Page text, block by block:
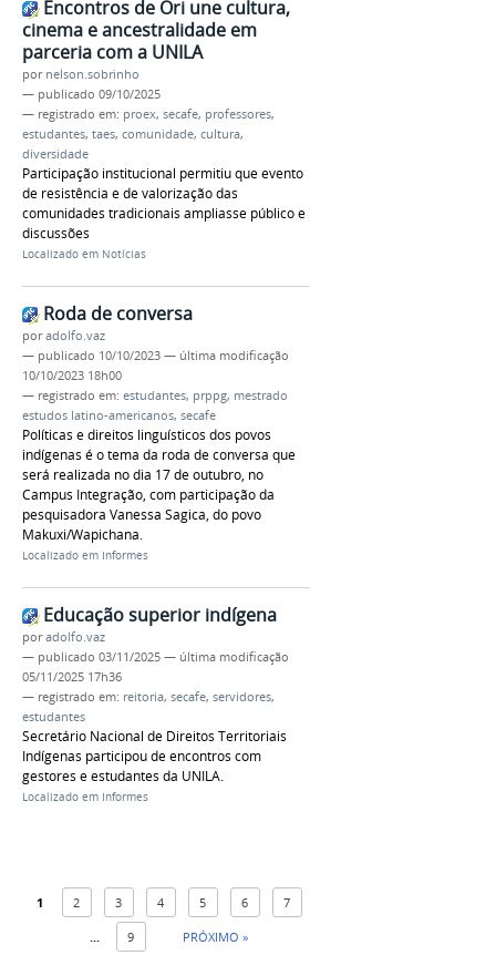
Encontros de Ori une cultura,
cinema e ancestralidade em
parceria com a UNILA
por nelson.sobrinho
— publicado 09/10/2025
— registrado em: proex, secafe, professores,
estudantes, taes, comunidade, cultura,
diversidade
Participação institucional permitiu que evento
de resistência e de valorização das
comunidades tradicionais ampliasse público e
discussões
Localizado em Notícias
Roda de conversa
poradolfo.vaz
— publicado 10/10/2023 — última modificação
10/10/2023 18h00
— registrado em: estudantes, prppg, mestrado
estudos latino-americanos, secafe
Políticas e direitos linguísticos dos povos
indígenas é o tema da roda de conversa que
será realizada no dia 17 de outubro, no
Campus Integração, com participação da
pesquisadora Vanessa Sagica, do povo
Makuxi/Wapichana.
Localizado em Informes
Educação superior indígena
poradolfo.vaz
— publicado 03/11/2025 — última modificação
05/11/2025 17h36
— registrado em: reitoria, secafe, servidores,
estudantes
Secretário Nacional de Direitos Territoriais
Indígenas participou de encontros com
gestores e estudantes da UNILA.
Localizado em Informes
1 2 3 4 5 6 7
9 PRÓXIMO »